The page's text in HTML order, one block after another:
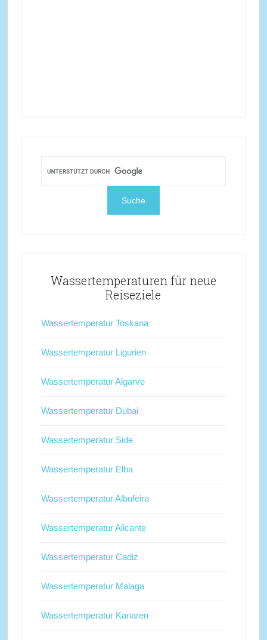
Wassertemperaturen für neue
Reiseziele
Wassertemperatur Toskana
Wassertemperatur Ligurien
Wassertemperatur Algarve
Wassertemperatur Dubai
Wassertemperatur Side
Wassertemperatur Elba
Wassertemperatur Albufeira
Wassertemperatur Alicante
Wassertemperatur Cadiz
Wassertemperatur Malaga
Wassertemperatur Kanaren